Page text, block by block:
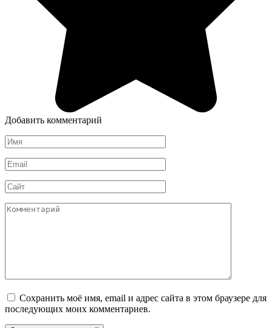
Добавить комментарий
Имя
*
Email
*
Сайт
Комментарий
Сохранить моё имя, email и адрес сайта в этом браузере для
последующих моих комментариев.